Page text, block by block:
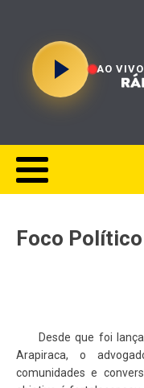
AO VIVO
Foco Político
Desde que foi
Arapiraca, o
comunidades e